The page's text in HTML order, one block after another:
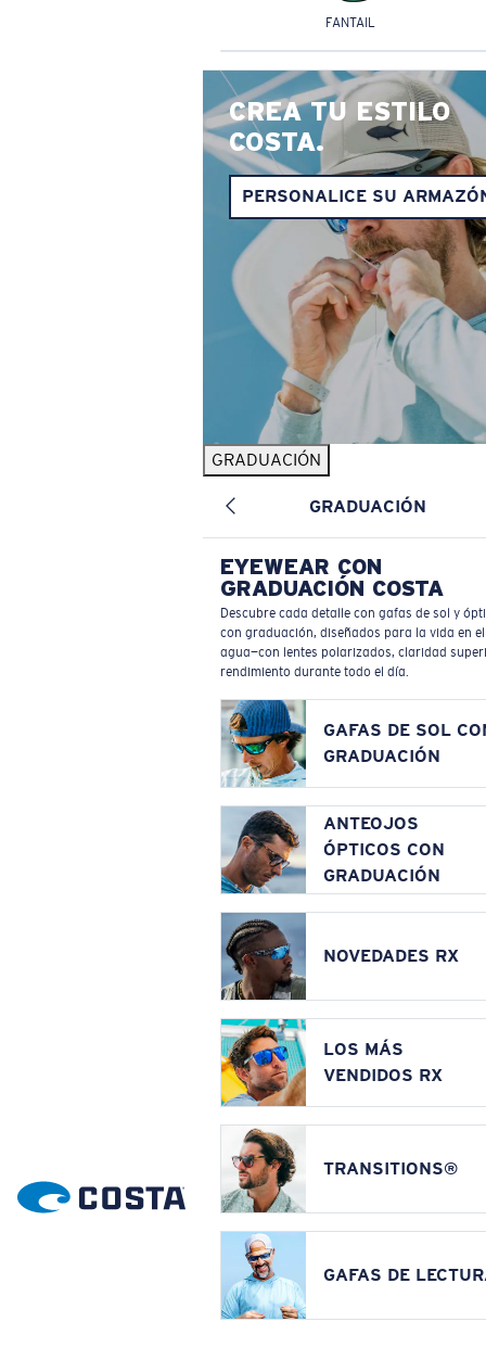
FANTAIL
CREA TU ESTILO
COSTA.
PERSONALICE SU
GRADUACIÓN
GRADUACIÓN
EYEWEAR CON
GRADUACIÓN COSTA
Descubre cada detalle con gafas de sol y
con graduación, diseñados para la vida en el
agua—con lentes polarizados, claridad
rendimiento durante todo el día.
GAFAS DE SOL
GRADUACIÓN
ANTEOJOS
ÓPTICOS CON
GRADUACIÓN
NOVEDADES RX
LOS MÁS
VENDIDOS RX
TRANSITIONS®
GAFAS DE